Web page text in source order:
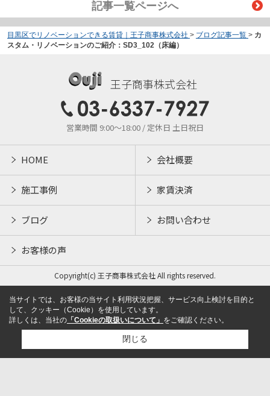
記事一覧ページへ
目黒区でリノベーションできる賃貸｜王子商事株式会社 > ブログ記事一覧 > カ
スタム・リノベーションのご紹介：SD3_102（床編）
王子商事株式会社
営業時間 9:00～18:00 / 定休日 土日祝日
HOME 会社概要
施工事例 家賃決済
ブログ お問い合わせ
お客様の声
Copyright(c) 王子商事株式会社 All rights reserved.
当サイトでは、お客様の当サイト利用状況把握、サービス向上検討を目的と
して、クッキー（Cookie）を使用しています。
詳しくは、当社の 「Cookieの取扱いについて」 をご確認ください。
閉じる